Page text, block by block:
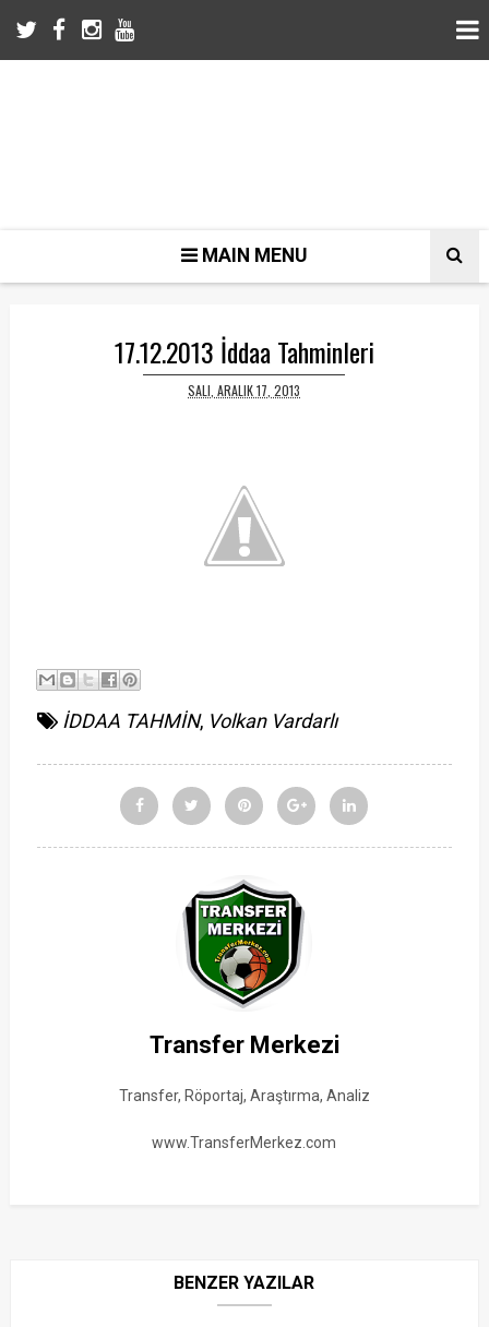
MAIN MENU
17.12.2013 İddaa Tahminleri
SALI, ARALIK 17, 2013
İDDAA TAHMİN, Volkan Vardarlı
Transfer Merkezi
Transfer, Röportaj, Araştırma, Analiz
www.TransferMerkez.com
BENZER YAZILAR